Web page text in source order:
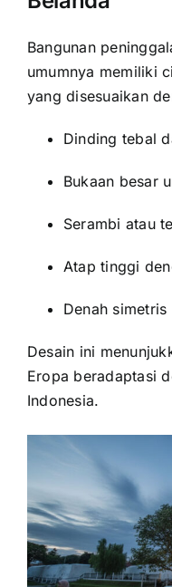
Bangunan
umumnya memiliki
yang disesuaikan
Dinding tebal
Bukaan besar
Serambi atau
Atap tinggi
Denah
Desain ini
Eropa beradaptasi
Indonesia.